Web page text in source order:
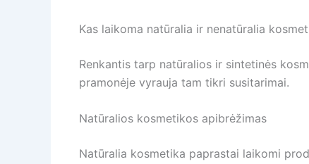
Kas laikoma natūralia ir nenatūralia
Renkantis tarp natūralios ir sintetinės
pramonėje vyrauja tam tikri susitarimai.
Natūralios kosmetikos apibrėžimas
Natūralia kosmetika paprastai laikomi